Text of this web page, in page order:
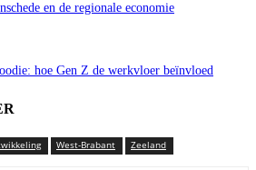
en de regionale economie
hoe Gen Z de werkvloer beïnvloed
West-Brabant Zeeland